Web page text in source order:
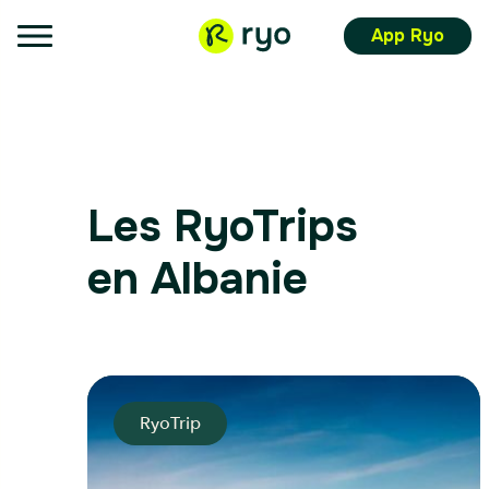
App Ryo
Les RyoTrips
en Albanie
RyoTrip